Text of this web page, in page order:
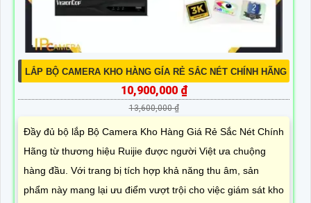
LẮP BỘ CAMERA KHO HÀNG GÍA RẺ SẮC NÉT CHÍNH HÃNG
10,900,000 ₫
13,600,000 ₫
Đầy đủ bộ lắp Bộ Camera Kho Hàng Giá Rẻ Sắc Nét Chính
Hãng từ thương hiệu Ruijie được người Việt ưa chuộng
hàng đầu. Với trang bị tích hợp khả năng thu âm, sản
phẩm này mang lại ưu điểm vượt trội cho việc giám sát kho